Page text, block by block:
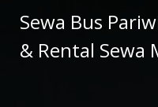
Sewa Bus
& Rental Sewa